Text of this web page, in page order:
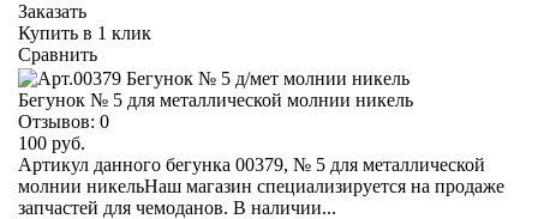
Заказать
Купить в 1 клик
Сравнить
Бегунок № 5 для металлической молнии никель
Отзывов: 0
100 руб.
Артикул данного бегунка 00379, № 5 для металлической
молнии никельНаш магазин специализируется на продаже
запчастей для чемоданов. В наличии...